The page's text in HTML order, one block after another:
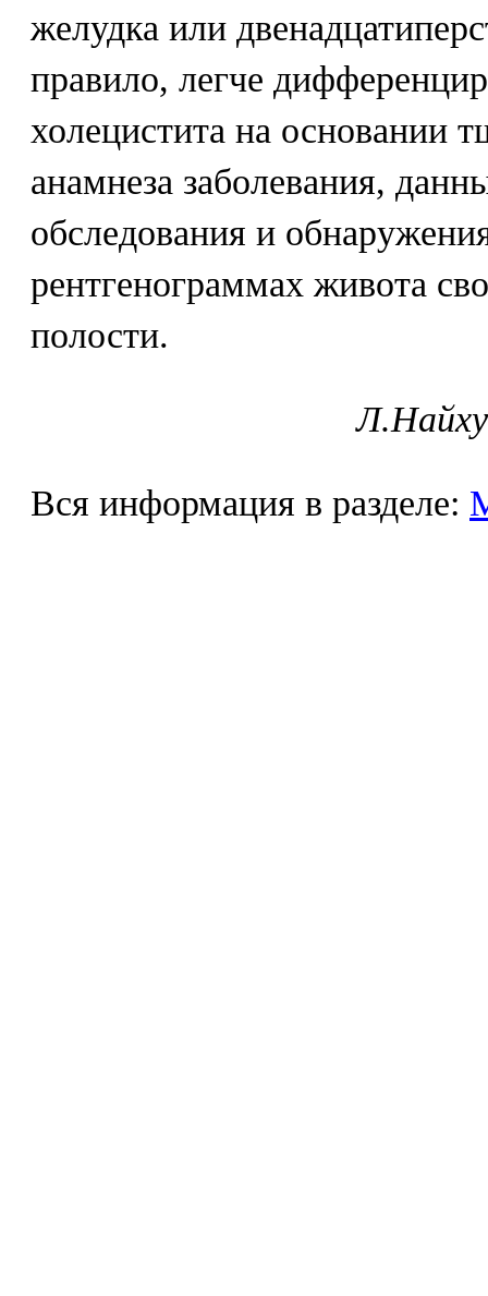
желудка или
правило, легче
холецистита на основании
анамнеза заболевания,
обследования и
рентгенограммах живота
полости.
Вся информация в разделе: